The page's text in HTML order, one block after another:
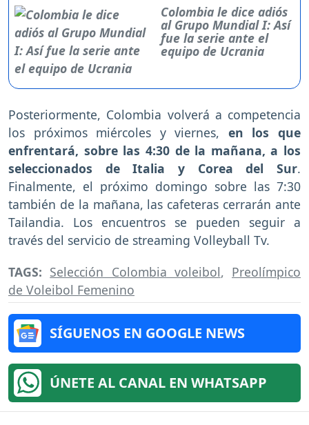
Colombia le dice adiós
al Grupo Mundial I: Así
fue la serie ante el
equipo de Ucrania
Posteriormente, Colombia volverá a competencia
los próximos miércoles y viernes, en los que
enfrentará, sobre las 4:30 de la mañana, a los
seleccionados de Italia y Corea del Sur.
Finalmente, el próximo domingo sobre las 7:30
también de la mañana, las cafeteras cerrarán ante
Tailandia. Los encuentros se pueden seguir a
través del servicio de streaming Volleyball Tv.
TAGS: Selección Colombia voleibol, Preolímpico
de Voleibol Femenino
SÍGUENOS EN GOOGLE NEWS
ÚNETE AL CANAL EN WHATSAPP